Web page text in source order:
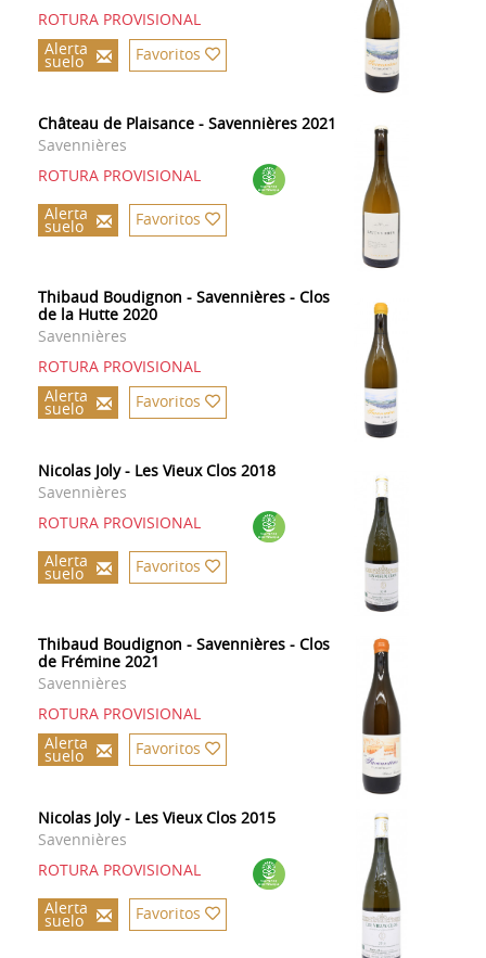
ROTURA PROVISIONAL
Alerta
suelo Favoritos
Château de Plaisance - Savennières 2021
Savennières
ROTURA PROVISIONAL
Alerta
suelo Favoritos
Thibaud Boudignon - Savennières - Clos
de la Hutte 2020
Savennières
ROTURA PROVISIONAL
Alerta
suelo Favoritos
Nicolas Joly - Les Vieux Clos 2018
Savennières
ROTURA PROVISIONAL
Alerta
suelo Favoritos
Thibaud Boudignon - Savennières - Clos
de Frémine 2021
Savennières
ROTURA PROVISIONAL
Alerta
suelo Favoritos
Nicolas Joly - Les Vieux Clos 2015
Savennières
ROTURA PROVISIONAL
Alerta
suelo Favoritos